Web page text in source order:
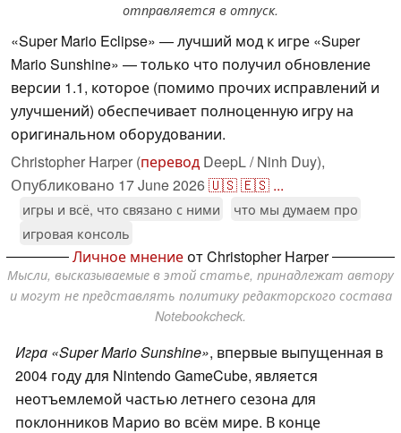
отправляется в отпуск.
«Super Mario Eclipse» — лучший мод к игре «Super
Mario Sunshine» — только что получил обновление
версии 1.1, которое (помимо прочих исправлений и
улучшений) обеспечивает полноценную игру на
оригинальном оборудовании.
Christopher Harper (перевод DeepL / Ninh Duy),
Опубликовано 17 June 2026🇺🇸🇪🇸 ...
игры и всё, что связано с ними
что мы думаем про
игровая консоль
Личное мнениеот Christopher Harper
Мысли, высказываемые в этой статье, принадлежат автору
и могут не представлять политику редакторского состава
Notebookcheck.
Игра «Super Mario Sunshine», впервые выпущенная в
2004 году для Nintendo GameCube, является
неотъемлемой частью летнего сезона для
поклонников Марио во всём мире. В конце